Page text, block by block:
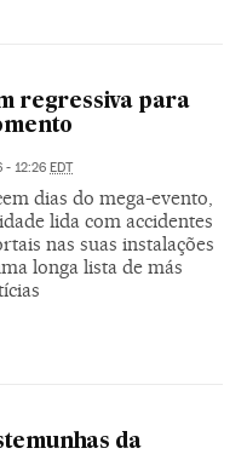
regressiva para
- 12:26 EDT
dias do mega-evento,
lida com accidentes
nas suas instalações
longa lista de más
da